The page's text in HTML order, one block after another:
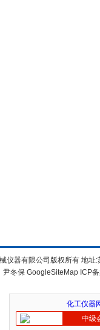
仪器有限公司版权所有 地
尹冬保 GoogleSiteMap ICP
化工仪器
中级